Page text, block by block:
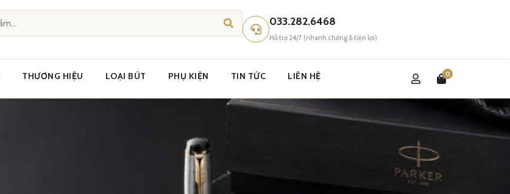
033.282.6468
Hỗ trợ 24/7 (nhanh chóng & tiện lợi)
THƯƠNG HIỆU LOẠI BÚT PHỤ KIỆN TIN TỨC LIÊN HỆ 0